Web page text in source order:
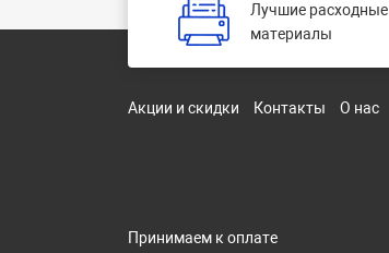
Лучшие расходные
материалы
Акции и скидки Контакты О нас
Принимаем к оплате